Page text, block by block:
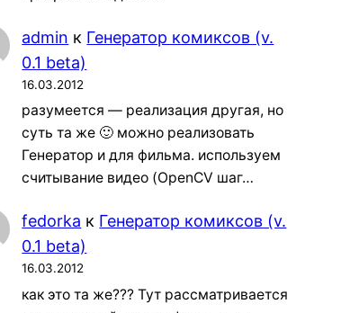
admin к Генератор комиксов (v.
0.1 beta)
16.03.2012
разумеется — реализация другая, но
суть та же 🙂 можно реализовать
Генератор и для фильма. используем
считывание видео (OpenCV шаг…
fedorka к Генератор комиксов (v.
0.1 beta)
16.03.2012
как это та же??? Тут рассматривается